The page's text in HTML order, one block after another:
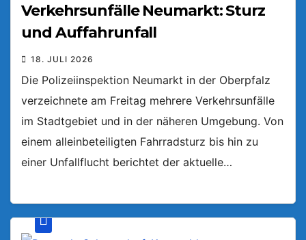
Verkehrsunfälle Neumarkt: Sturz
und Auffahrunfall
18. JULI 2026
Die Polizeiinspektion Neumarkt in der Oberpfalz
verzeichnete am Freitag mehrere Verkehrsunfälle
im Stadtgebiet und in der näheren Umgebung. Von
einem alleinbeteiligten Fahrradsturz bis hin zu
einer Unfallflucht berichtet der aktuelle…